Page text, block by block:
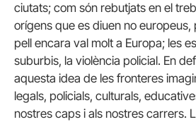
ciutats; com són rebutjats en el
orígens que es diuen no europeus,
pell encara val molt a Europa; les
suburbis, la violència policial. En
aquesta idea de les fronteres
legals, policials, culturals,
nostres caps i als nostres carrers.